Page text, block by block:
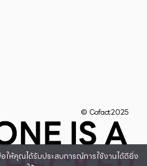
© Cofact2025
อให้คุณได้รับประสบการณ์การใช้งานได้ดียิ่ง